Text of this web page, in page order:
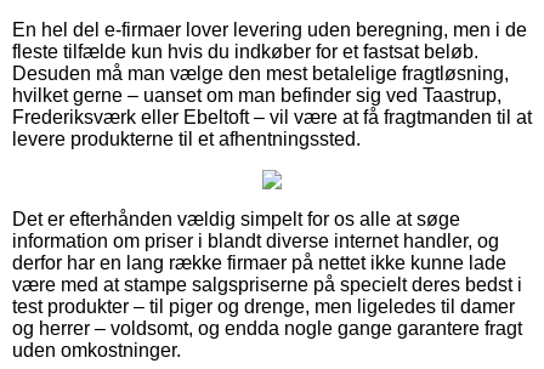
En hel del e-firmaer lover levering uden beregning, men i de
fleste tilfælde kun hvis du indkøber for et fastsat beløb.
Desuden må man vælge den mest betalelige fragtløsning,
hvilket gerne – uanset om man befinder sig ved Taastrup,
Frederiksværk eller Ebeltoft – vil være at få fragtmanden til at
levere produkterne til et afhentningssted.
Det er efterhånden vældig simpelt for os alle at søge
information om priser i blandt diverse internet handler, og
derfor har en lang række firmaer på nettet ikke kunne lade
være med at stampe salgspriserne på specielt deres bedst i
test produkter – til piger og drenge, men ligeledes til damer
og herrer – voldsomt, og endda nogle gange garantere fragt
uden omkostninger.